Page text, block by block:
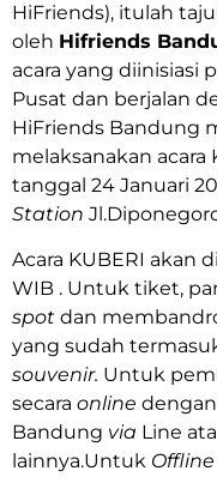
HiFriends), itulah
oleh Hifriends
acara yang diinisiasi
Pusat dan berjalan
HiFriends Bandung
melaksanakan acara
tanggal 24 Januari
Station
Acara KUBERI akan
WIB . Untuk tiket,
spot dan
yang sudah
souvenir. Untuk
secara online
Bandung via Line
lainnya.Untuk Offline